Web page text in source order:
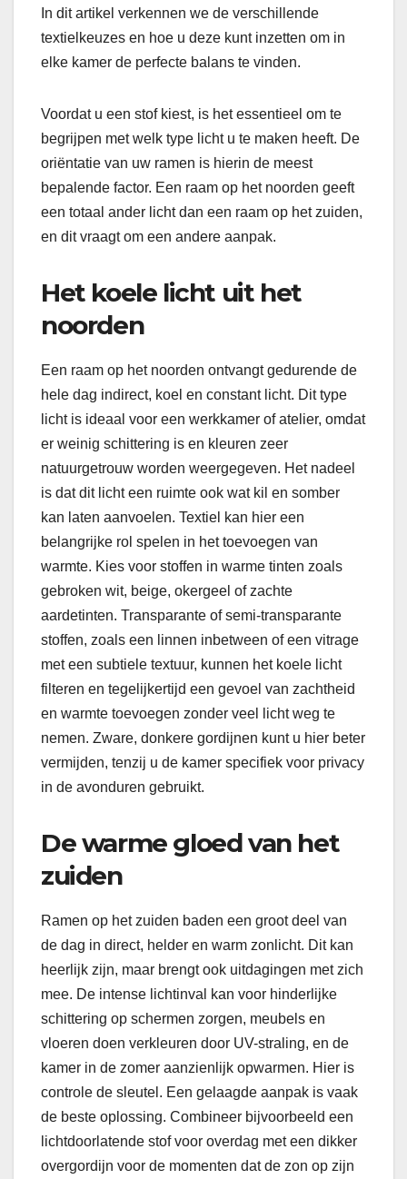
In dit artikel verkennen we de verschillende
textielkeuzes en hoe u deze kunt inzetten om in
elke kamer de perfecte balans te vinden.
Voordat u een stof kiest, is het essentieel om te
begrijpen met welk type licht u te maken heeft. De
oriëntatie van uw ramen is hierin de meest
bepalende factor. Een raam op het noorden geeft
een totaal ander licht dan een raam op het zuiden,
en dit vraagt om een andere aanpak.
Het koele licht uit het
noorden
Een raam op het noorden ontvangt gedurende de
hele dag indirect, koel en constant licht. Dit type
licht is ideaal voor een werkkamer of atelier, omdat
er weinig schittering is en kleuren zeer
natuurgetrouw worden weergegeven. Het nadeel
is dat dit licht een ruimte ook wat kil en somber
kan laten aanvoelen. Textiel kan hier een
belangrijke rol spelen in het toevoegen van
warmte. Kies voor stoffen in warme tinten zoals
gebroken wit, beige, okergeel of zachte
aardetinten. Transparante of semi-transparante
stoffen, zoals een linnen inbetween of een vitrage
met een subtiele textuur, kunnen het koele licht
filteren en tegelijkertijd een gevoel van zachtheid
en warmte toevoegen zonder veel licht weg te
nemen. Zware, donkere gordijnen kunt u hier beter
vermijden, tenzij u de kamer specifiek voor privacy
in de avonduren gebruikt.
De warme gloed van het
zuiden
Ramen op het zuiden baden een groot deel van
de dag in direct, helder en warm zonlicht. Dit kan
heerlijk zijn, maar brengt ook uitdagingen met zich
mee. De intense lichtinval kan voor hinderlijke
schittering op schermen zorgen, meubels en
vloeren doen verkleuren door UV-straling, en de
kamer in de zomer aanzienlijk opwarmen. Hier is
controle de sleutel. Een gelaagde aanpak is vaak
de beste oplossing. Combineer bijvoorbeeld een
lichtdoorlatende stof voor overdag met een dikker
overgordijn voor de momenten dat de zon op zijn